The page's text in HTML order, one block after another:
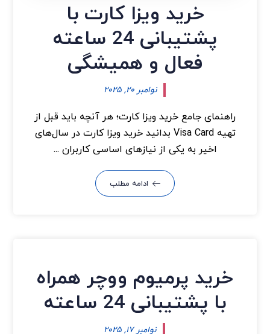
خرید ویزا کارت با
پشتیبانی 24 ساعته
فعال و همیشگی
نوامبر ۲۰, ۲۰۲۵
راهنمای جامع خرید ویزا کارت؛ هر آنچه باید قبل از
تهیه Visa Card بدانید خرید ویزا کارت در سال‌های
اخیر به یکی از نیازهای اساسی کاربران ...
ادامه مطلب
خرید پرمیوم ووچر همراه
با پشتیبانی 24 ساعته
نوامبر ۱۷, ۲۰۲۵